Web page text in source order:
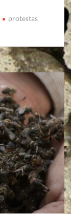
protestas